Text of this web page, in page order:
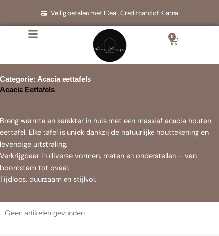
de
Veilig betalen met IDeal, Creditcard of Klarna
0
Cart
Categorie: Acacia eettafels
Acacia Eettafels
Breng warmte en karakter in huis met een massief acacia houten
eettafel. Elke tafel is uniek dankzij de natuurlijke houttekening en
levendige uitstraling.
Verkrijgbaar in diverse vormen, maten en onderstellen – van
boomstam tot ovaal.
Tijdloos, duurzaam en stijlvol.
Geen artikelen gevonden